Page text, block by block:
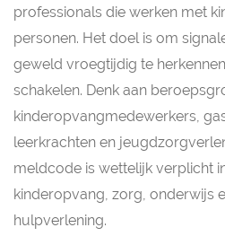
professionals die werken met
personen. Het doel is om
geweld vroegtijdig te
schakelen. Denk aan
kinderopvangmedewerkers,
leerkrachten en
meldcode is wettelijk verplicht
kinderopvang, zorg, onderwijs
hulpverlening.